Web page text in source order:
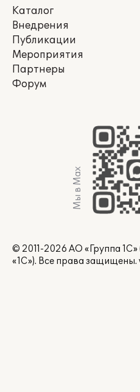
Каталог
Внедрения
Публикации
Мероприятия
Партнеры
Форум
Мы в Max
© 2011-2026 АО «Группа
«1С»). Все права защищены.